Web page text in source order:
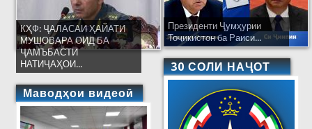
КҲФ: ҶАЛАСАИ ҲАЙАТИ
МУШОВАРА ОИД БА
ҶАМЪБАСТИ
НАТИҶАҲОИ...
Маводҳои видеоӣ
Президенти Ҷумҳурии
Тоҷикистон ба Раиси...
30 СОЛИ НАҶОТ